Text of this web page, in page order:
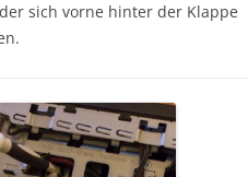
sich vorne hinter der Klappe